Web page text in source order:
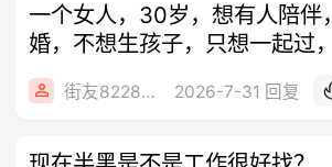
一个女人，30岁，想有人陪伴
婚，不想生孩子，只想一起过
有
街友82286091 2026-7-31 回复